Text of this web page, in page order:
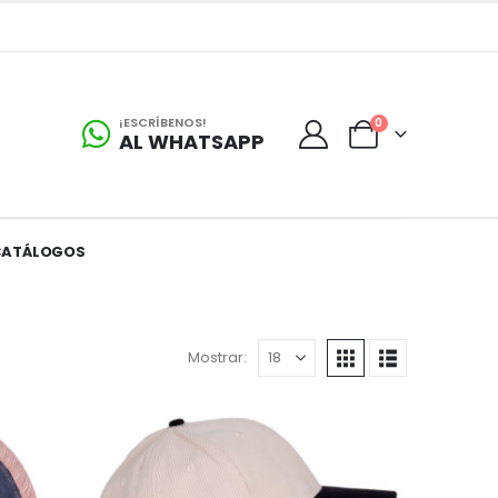
¡ESCRÍBENOS!
AL WHATSAPP
0
Mostrar: